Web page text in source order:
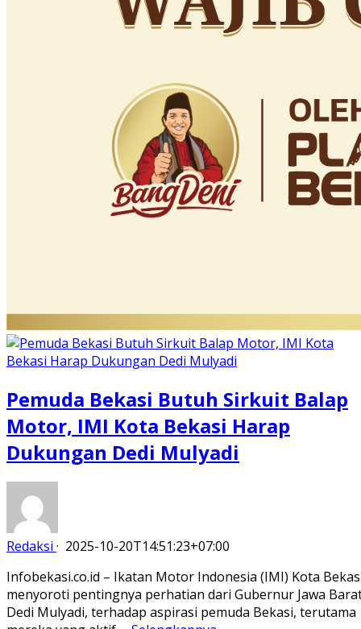
Pemuda Bekasi Butuh Sirkuit Balap
Motor, IMI Kota Bekasi Harap
Dukungan Dedi Mulyadi
Redaksi · 2025-10-20T14:51:23+07:00
Infobekasi.co.id – Ikatan Motor Indonesia (IMI) Kota
menyoroti pentingnya perhatian dari Gubernur Jawa
Dedi Mulyadi, terhadap aspirasi pemuda Bekasi, terutama